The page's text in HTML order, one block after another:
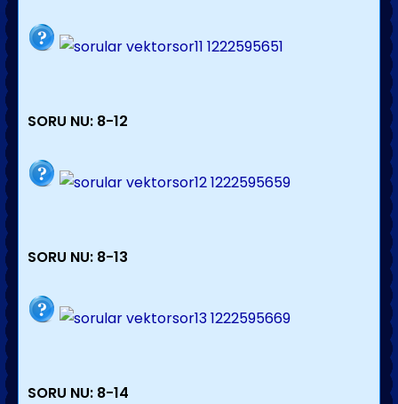
SORU NU: 8-12
SORU NU: 8-13
SORU NU: 8-14